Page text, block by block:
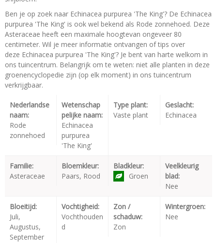
Ben je op zoek naar Echinacea purpurea 'The King'? De Echinacea
purpurea 'The King' is ook wel bekend als Rode zonnehoed. Deze
Asteraceae heeft een maximale hoogtevan ongeveer 80
centimeter. Wil je meer informatie ontvangen of tips over
deze Echinacea purpurea 'The King'? Je bent van harte welkom in
ons tuincentrum. Belangrijk om te weten: niet alle planten in deze
groenencyclopedie zijn (op elk moment) in ons tuincentrum
verkrijgbaar.
Nederlandse
naam:
Rode
zonnehoed
Wetenschap
pelijke naam:
Echinacea
purpurea
'The King'
Type plant:
Vaste plant
Geslacht:
Echinacea
Familie:
Asteraceae
Bloemkleur:
Paars, Rood
Bladkleur:
Groen
Veelkleurig
blad:
Nee
Bloeitijd:
Juli,
Augustus,
September
Vochtigheid:
Vochthouden
d
Zon /
schaduw:
Zon
Wintergroen:
Nee